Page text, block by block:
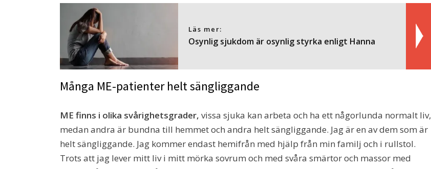
Läs mer:
Osynlig sjukdom är osynlig styrka enligt Hanna
Många ME-patienter helt sängliggande
ME finns i olika svårighetsgrader, vissa sjuka kan arbeta och ha ett någorlunda normalt liv,
medan andra är bundna till hemmet och andra helt sängliggande. Jag är en av dem som är
helt sängliggande. Jag kommer endast hemifrån med hjälp från min familj och i rullstol.
Trots att jag lever mitt liv i mitt mörka sovrum och med svåra smärtor och massor med